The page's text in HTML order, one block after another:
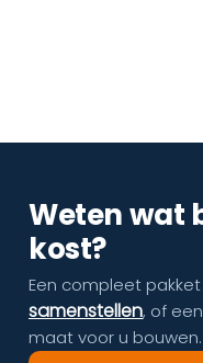
Weten wat
kost?
Een compleet
samenstellen, of
maat voor u bouwen.